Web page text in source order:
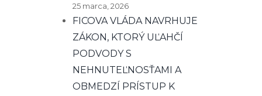
25 marca, 2026
FICOVA VLÁDA NAVRHUJE
ZÁKON, KTORÝ UĽAHČÍ
PODVODY S
NEHNUTEĽNOSŤAMI A
OBMEDZÍ PRÍSTUP K